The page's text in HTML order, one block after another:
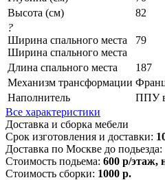
Высота (см)
82
?
Ширина спального места
Ширина спального места
79
Длина спального места
187
Механизм трансформации
Наполнитель
ППУ
Все характеристики
Доставка и сборка мебели
Срок изготовления и доставки:
Доставка по Москве до подьезда:
Стоимость подьема: 600 р/этаж,
Стоимость сборки: 1000 р.